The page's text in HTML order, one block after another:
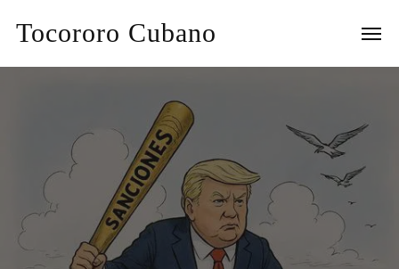
Tocororo Cubano